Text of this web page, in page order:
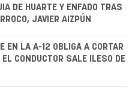
DE HUARTE Y ENFADO TRAS
JAVIER AIZPÚN
EN LA A-12 OBLIGA A CORTAR
CONDUCTOR SALE ILESO DE